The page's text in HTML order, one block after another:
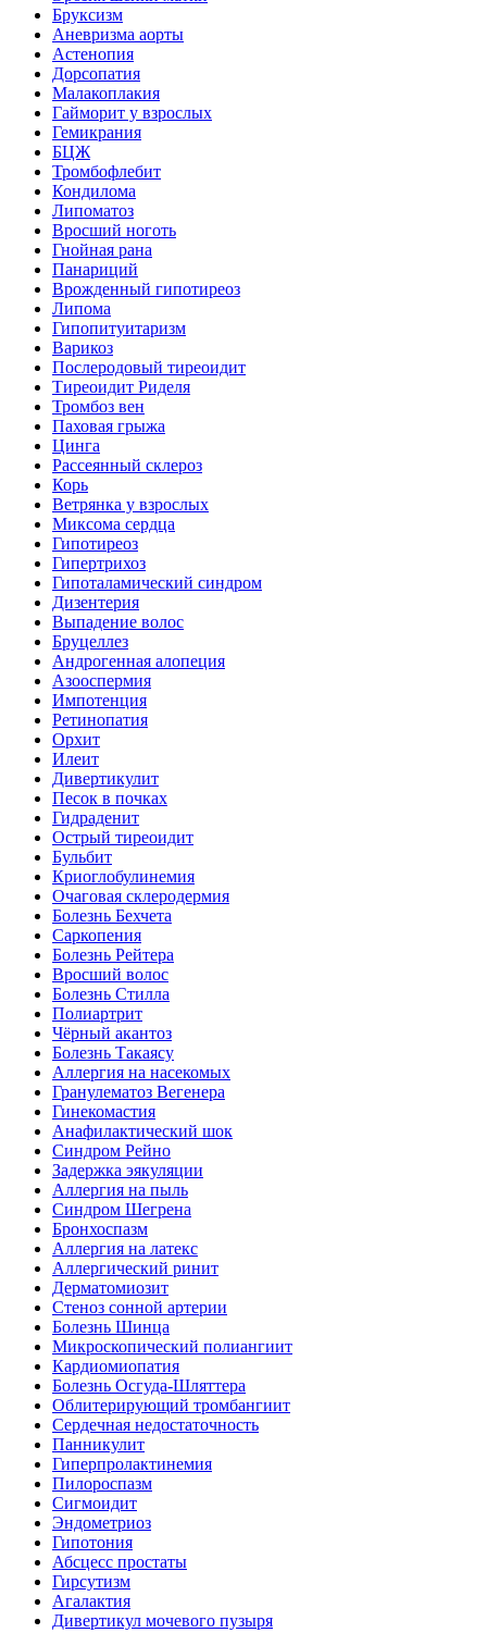
Бруксизм
Аневризма аорты
Астенопия
Дорсопатия
Малакоплакия
Гайморит у взрослых
Гемикрания
БЦЖ
Тромбофлебит
Кондилома
Липоматоз
Вросший ноготь
Гнойная рана
Панариций
Врожденный гипотиреоз
Липома
Гипопитуитаризм
Варикоз
Послеродовый тиреоидит
Тиреоидит Риделя
Тромбоз вен
Паховая грыжа
Цинга
Рассеянный склероз
Корь
Ветрянка у взрослых
Миксома сердца
Гипотиреоз
Гипертрихоз
Гипоталамический синдром
Дизентерия
Выпадение волос
Бруцеллез
Андрогенная алопеция
Азооспермия
Импотенция
Ретинопатия
Орхит
Илеит
Дивертикулит
Песок в почках
Гидраденит
Острый тиреоидит
Бульбит
Криоглобулинемия
Очаговая склеродермия
Болезнь Бехчета
Саркопения
Болезнь Рейтера
Вросший волос
Болезнь Стилла
Полиартрит
Чёрный акантоз
Болезнь Такаясу
Аллергия на насекомых
Гранулематоз Вегенера
Гинекомастия
Анафилактический шок
Синдром Рейно
Задержка эякуляции
Аллергия на пыль
Синдром Шегрена
Бронхоспазм
Аллергия на латекс
Аллергический ринит
Дерматомиозит
Стеноз сонной артерии
Болезнь Шинца
Микроскопический полиангиит
Кардиомиопатия
Болезнь Осгуда-Шляттера
Облитерирующий тромбангиит
Сердечная недостаточность
Панникулит
Гиперпролактинемия
Пилороспазм
Сигмоидит
Эндометриоз
Гипотония
Абсцесс простаты
Гирсутизм
Агалактия
Дивертикул мочевого пузыря